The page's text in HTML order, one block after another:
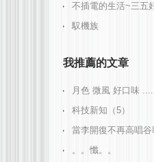
不插電的生活~三五
馭機族
我推薦的文章
月色 微風 好口味
科技新知（5）
當李開復不再高唱谷
。。懺。。